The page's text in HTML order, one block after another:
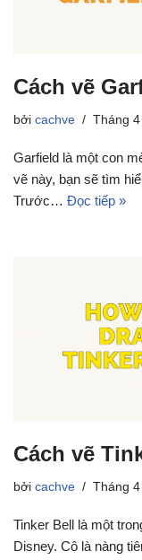
Cách vẽ
bởi cachve Tháng
Garfield là một con
vẽ này, bạn sẽ tìm
Trước… Đọc tiếp »
Cách vẽ
bởi cachve Tháng
Tinker Bell là một
Disney. Cô là nàng